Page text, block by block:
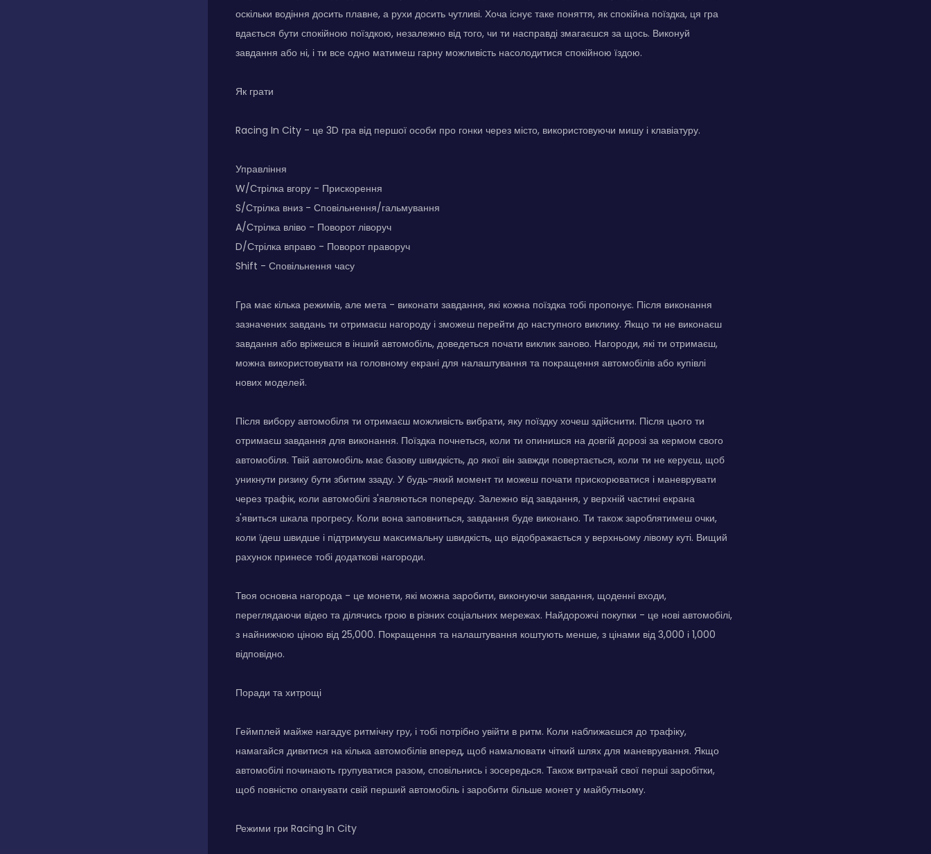
оскільки водіння досить плавне, а рухи досить чутливі. Хоча існує таке поняття, як спокійна поїздка, ця гра
вдається бути спокійною поїздкою, незалежно від того, чи ти насправді змагаєшся за щось. Виконуй
завдання або ні, і ти все одно матимеш гарну можливість насолодитися спокійною їздою.
Як грати
Racing In City - це 3D гра від першої особи про гонки через місто, використовуючи мишу і клавіатуру.
Управління
W/Стрілка вгору - Прискорення
S/Стрілка вниз - Сповільнення/гальмування
A/Стрілка вліво - Поворот ліворуч
D/Стрілка вправо - Поворот праворуч
Shift - Сповільнення часу
Гра має кілька режимів, але мета - виконати завдання, які кожна поїздка тобі пропонує. Після виконання
зазначених завдань ти отримаєш нагороду і зможеш перейти до наступного виклику. Якщо ти не виконаєш
завдання або вріжешся в інший автомобіль, доведеться почати виклик заново. Нагороди, які ти отримаєш,
можна використовувати на головному екрані для налаштування та покращення автомобілів або купівлі
нових моделей.
Після вибору автомобіля ти отримаєш можливість вибрати, яку поїздку хочеш здійснити. Після цього ти
отримаєш завдання для виконання. Поїздка почнеться, коли ти опинишся на довгій дорозі за кермом свого
автомобіля. Твій автомобіль має базову швидкість, до якої він завжди повертається, коли ти не керуєш, щоб
уникнути ризику бути збитим ззаду. У будь-який момент ти можеш почати прискорюватися і маневрувати
через трафік, коли автомобілі з'являються попереду. Залежно від завдання, у верхній частині екрана
з'явиться шкала прогресу. Коли вона заповниться, завдання буде виконано. Ти також зароблятимеш очки,
коли їдеш швидше і підтримуєш максимальну швидкість, що відображається у верхньому лівому куті. Вищий
рахунок принесе тобі додаткові нагороди.
Твоя основна нагорода - це монети, які можна заробити, виконуючи завдання, щоденні входи,
переглядаючи відео та ділячись грою в різних соціальних мережах. Найдорожчі покупки - це нові автомобілі,
з найнижчою ціною від 25,000. Покращення та налаштування коштують менше, з цінами від 3,000 і 1,000
відповідно.
Поради та хитрощі
Геймплей майже нагадує ритмічну гру, і тобі потрібно увійти в ритм. Коли наближаєшся до трафіку,
намагайся дивитися на кілька автомобілів вперед, щоб намалювати чіткий шлях для маневрування. Якщо
автомобілі починають групуватися разом, сповільнись і зосередься. Також витрачай свої перші заробітки,
щоб повністю опанувати свій перший автомобіль і заробити більше монет у майбутньому.
Режими гри Racing In City